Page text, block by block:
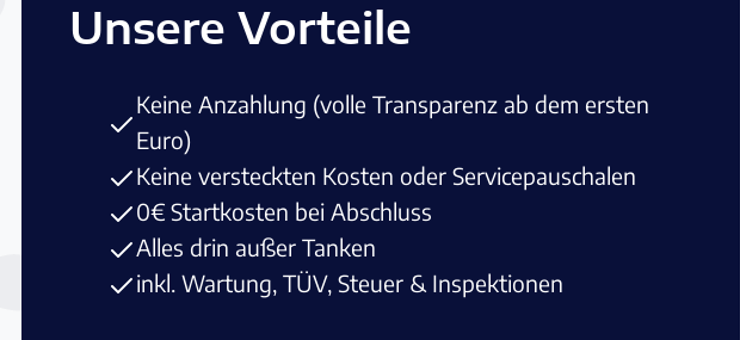
Unsere Vorteile
Keine Anzahlung (volle Transparenz ab dem ersten
Euro)
Keine versteckten Kosten oder Servicepauschalen
0€ Startkosten bei Abschluss
Alles drin außer Tanken
inkl. Wartung, TÜV, Steuer & Inspektionen